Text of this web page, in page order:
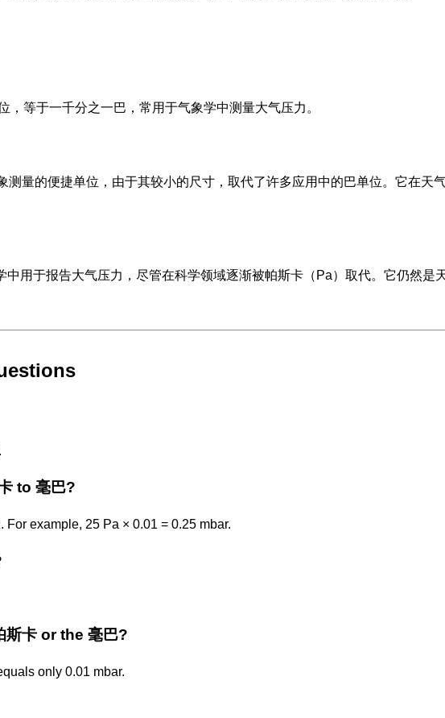
，等于一千分之一巴，常用于气象学中测量大气压力。
测量的便捷单位，由于其较小的尺寸，取代了许多应用中的巴单位。它在天
中用于报告大气压力，尽管在科学领域逐渐被帕斯卡（Pa）取代。它仍然是
to 毫巴?
example, 25 Pa × 0.01 = 0.25 mbar.
卡 or the 毫巴?
only 0.01 mbar.